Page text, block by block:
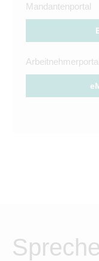
Mandantenportal
Arbeitnehmerportal